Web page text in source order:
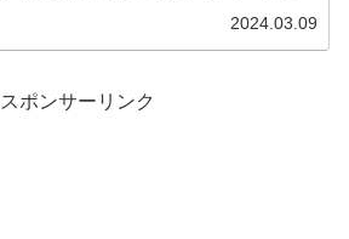
2024.03.09
スポンサーリンク